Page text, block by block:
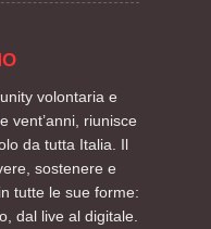
volontaria e
vent’anni, riunisce
da tutta Italia. Il
sostenere e
tutte le sue forme:
dal live al digitale.